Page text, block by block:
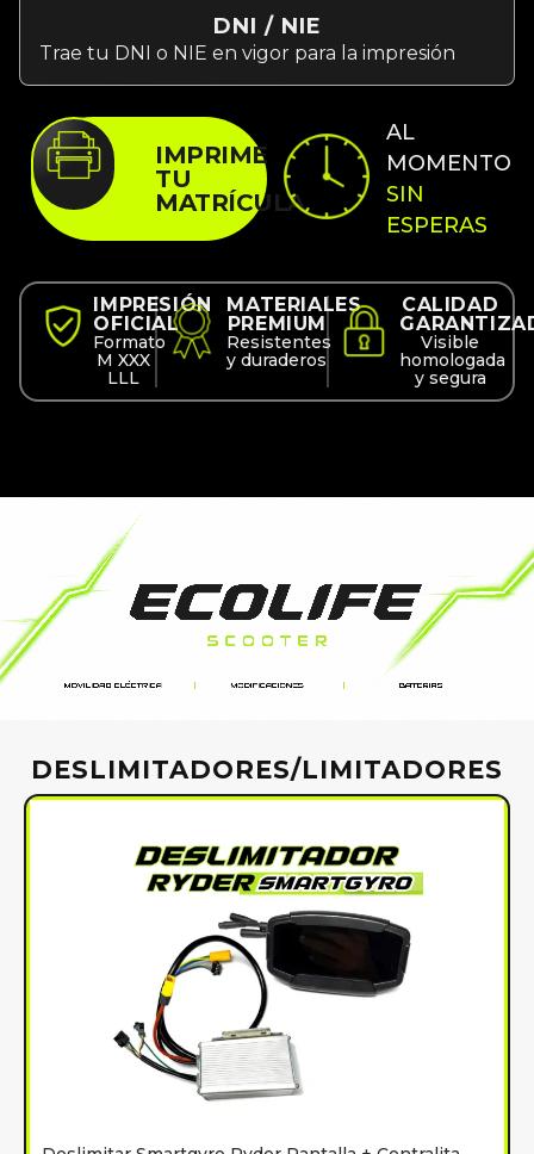
DNI / NIE
Trae tu DNI o NIE en vigor para la impresión
IMPRIME
TU
MATRÍCULA
AL
MOMENTO
SIN
ESPERAS
IMPRESIÓN
OFICIAL
Formato
M XXX
LLL
MATERIALES
PREMIUM
Resistentes
y duraderos
CALIDAD
Visible
homologada
y segura
DESLIMITADORES/LIMITADORES